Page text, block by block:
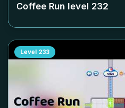
Coffee Run level 232
Level 233